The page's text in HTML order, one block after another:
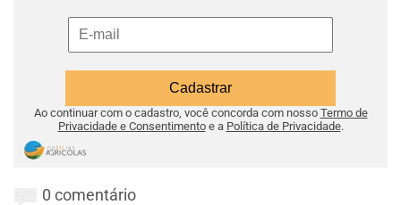
Ao continuar com o cadastro, você concorda com nosso Termo de
Privacidade e Consentimentoe a Política de Privacidade.
0 comentário